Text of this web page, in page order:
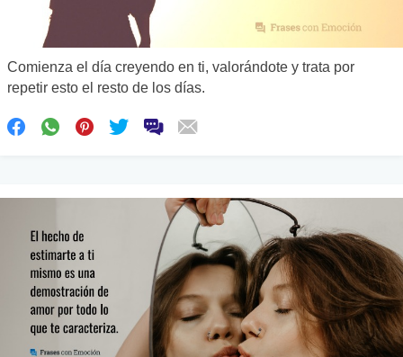
Comienza el día creyendo en ti, valorándote y trata por
repetir esto el resto de los días.